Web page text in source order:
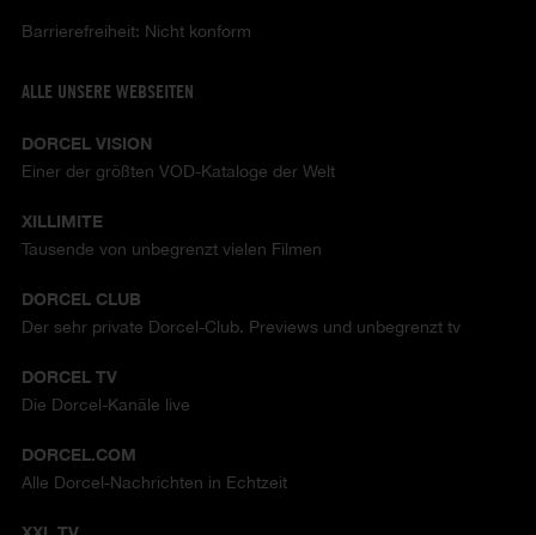
Barrierefreiheit: Nicht konform
ALLE UNSERE WEBSEITEN
DORCEL VISION
Einer der größten VOD-Kataloge der Welt
XILLIMITE
Tausende von unbegrenzt vielen Filmen
DORCEL CLUB
Der sehr private Dorcel-Club. Previews und unbegrenzt tv
DORCEL TV
Die Dorcel-Kanäle live
DORCEL.COM
Alle Dorcel-Nachrichten in Echtzeit